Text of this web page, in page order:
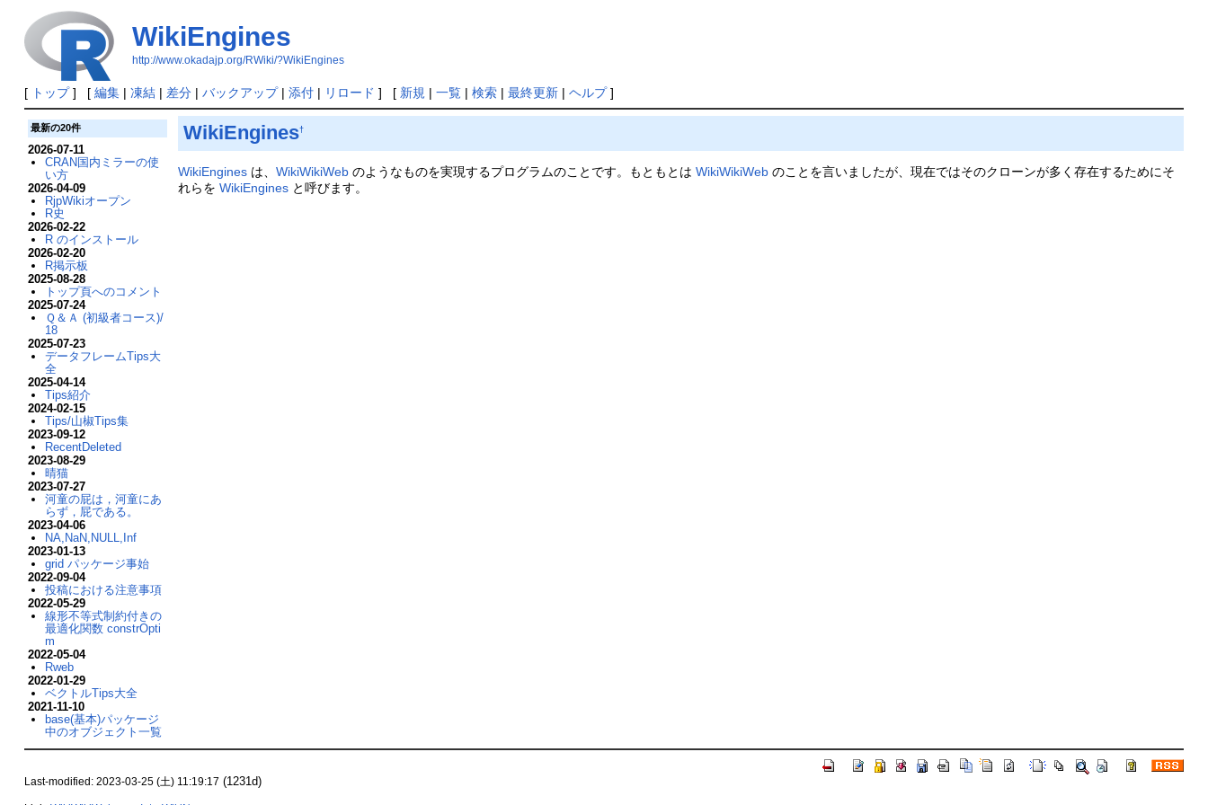
WikiEngines
http://www.okadajp.org/RWiki/?WikiEngines
[ トップ] [ 編集| 凍結| 差分| バックアップ| 添付| リロード ] [ 新規 | 一覧| 検索| 最終更新| ヘルプ]
WikiEngines†
WikiEnginesは、 WikiWikiWebのようなものを実現するプログラムのことです。もともとは WikiWikiWebのことを言いましたが、現在ではそのクローンが多く存在するためにそ
れらを WikiEnginesと呼びます。
最新の20件
2026-07-11
CRAN国内ミラーの使
い方
2026-04-09
RjpWikiオープン
R史
2026-02-22
R のインストール
2026-02-20
R掲示板
2025-08-28
トップ頁へのコメント
2025-07-24
Ｑ＆Ａ (初級者コース)/
18
2025-07-23
データフレームTips大
全
2025-04-14
Tips紹介
2024-02-15
Tips/山椒Tips集
2023-09-12
RecentDeleted
2023-08-29
晴猫
2023-07-27
河童の屁は，河童にあ
らず，屁である。
2023-04-06
NA,NaN,NULL,Inf
2023-01-13
grid パッケージ事始
2022-09-04
投稿における注意事項
2022-05-29
線形不等式制約付きの
最適化関数 constrOpti
m
2022-05-04
Rweb
2022-01-29
ベクトルTips大全
2021-11-10
base(基本)パッケージ
中のオブジェクト一覧
Last-modified: 2023-03-25 (土) 11:19:17 (1231d)